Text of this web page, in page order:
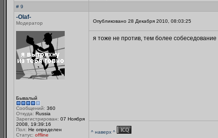
# 9
-Olaf-
Модератор
Бывалый
Сообщений: 360
Откуда: Russia
Зарегистрирован: 07 Ноября
2008, 19:39:16
Пол: Не определен
Статус: offline
Опубликовано 28 Декабря 2010, 08:03:25
я тоже не против, тем более
^ наверх ^